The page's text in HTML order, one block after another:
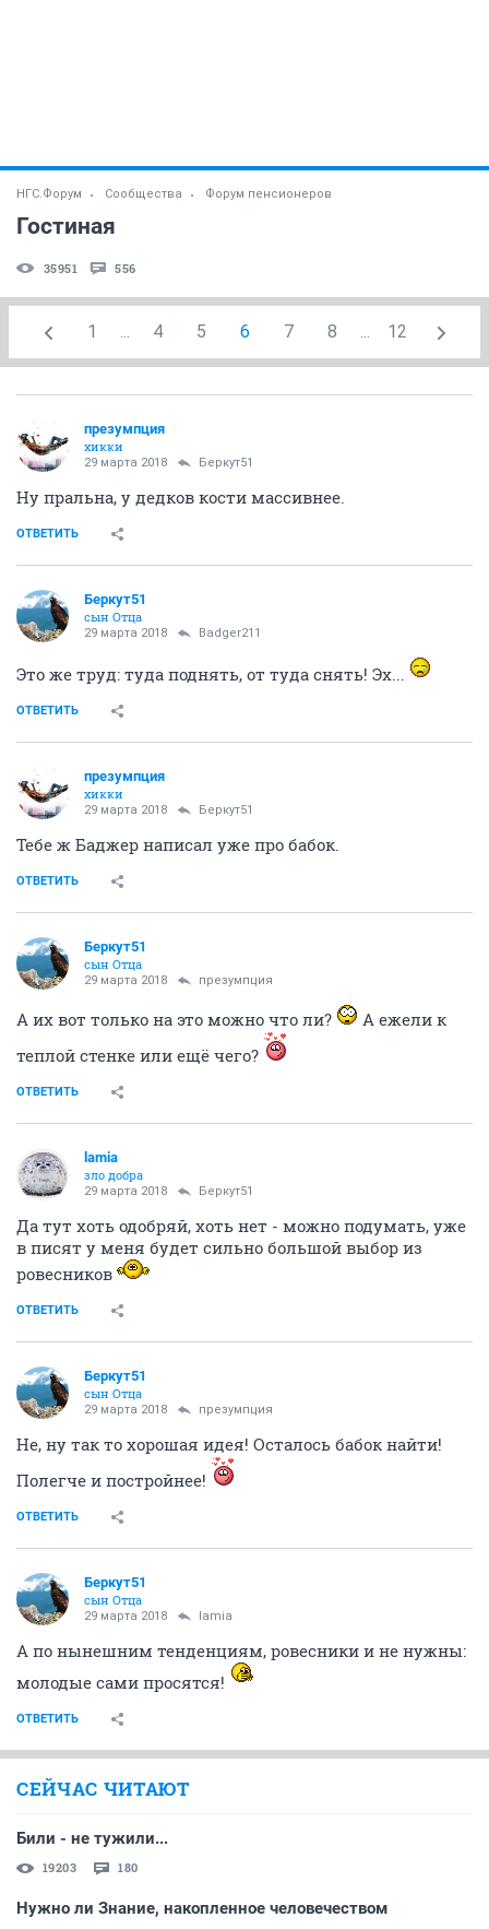
НГС.Форум Сообщества Форум пенсионеров
Гостиная
35951 556
1 ... 4 5 6 7 8 ... 12
презумпция
хикки
29 марта 2018 Беркут51
Ну пральна, у дедков кости массивнее.
ОТВЕТИТЬ
Беркут51
сын Отца
29 марта 2018 Badger211
Это же труд: туда поднять, от туда снять! Эх...
ОТВЕТИТЬ
презумпция
хикки
29 марта 2018 Беркут51
Тебе ж Баджер написал уже про бабок.
ОТВЕТИТЬ
Беркут51
сын Отца
29 марта 2018 презумпция
А их вот только на это можно что ли?
А ежели к
теплой стенке или ещё чего?
ОТВЕТИТЬ
lamia
зло добра
29 марта 2018 Беркут51
Да тут хоть одобряй, хоть нет - можно подумать, уже
в писят у меня будет сильно большой выбор из
ровесников
ОТВЕТИТЬ
Беркут51
сын Отца
29 марта 2018 презумпция
Не, ну так то хорошая идея! Осталось бабок найти!
Полегче и постройнее!
ОТВЕТИТЬ
Беркут51
сын Отца
29 марта 2018 lamia
А по нынешним тенденциям, ровесники и не нужны:
молодые сами просятся!
ОТВЕТИТЬ
СЕЙЧАС ЧИТАЮТ
Били - не тужили...
19203 180
Нужно ли Знание, накопленное человечеством